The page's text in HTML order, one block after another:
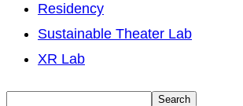
Residency
Sustainable Theater Lab
XR Lab
Search